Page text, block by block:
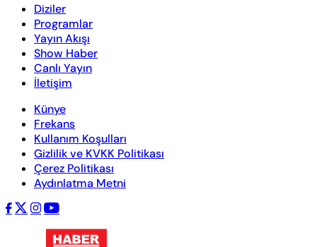
Diziler
Programlar
Yayın Akışı
Show Haber
Canlı Yayın
İletişim
Künye
Frekans
Kullanım Koşulları
Gizlilik ve KVKK Politikası
Çerez Politikası
Aydınlatma Metni